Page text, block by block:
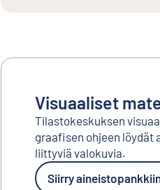
Visuaaliset
Tilastokeskuksen
graafisen ohjeen löydät
liittyviä valokuvia.
Siirry
Ulkoinen linkki